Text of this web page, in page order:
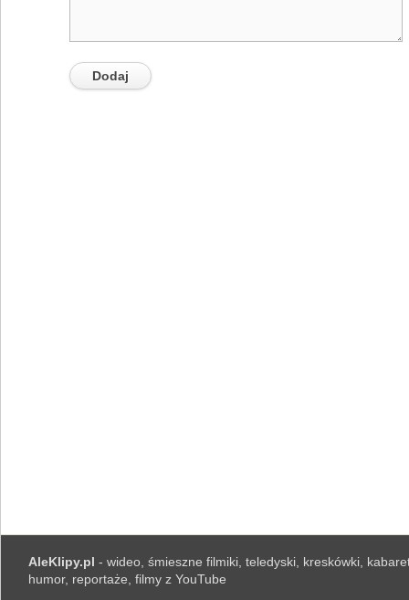
AleKlipy.pl - wideo, śmieszne filmiki, teledyski, kreskówki,
humor, reportaże, filmy z YouTube